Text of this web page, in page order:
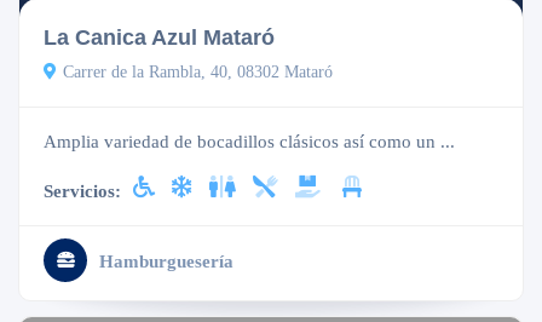
La Canica Azul Mataró
Carrer de la Rambla, 40, 08302 Mataró
Amplia variedad de bocadillos clásicos así como un ...
Servicios:
Hamburguesería